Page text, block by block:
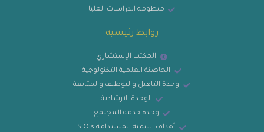
منظومة الدراسات العليا
روابط رئيسية
المكتب الإستشاري
الحاضنة العلمية التكنولوجية
وحدة التاهيل والتوظيف والمتابعة
الوحدة الارشادية
وحدة خدمة المجتمع
أهداف التنمية المستدامة SDGs